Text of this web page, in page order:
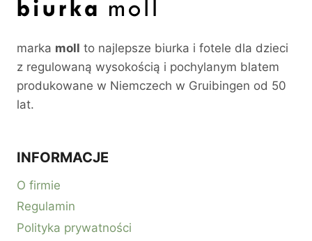
marka moll to najlepsze biurka i fotele dla dzieci
z regulowaną wysokością i pochylanym blatem
produkowane w Niemczech w Gruibingen od 50
lat.
INFORMACJE
O firmie
Regulamin
Polityka prywatności